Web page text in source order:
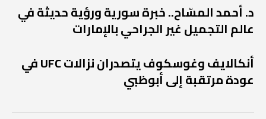
د. أحمد المسّاح.. خبرة سورية ورؤية حديثة في
عالم التجميل غير الجراحي بالإمارات
أنكالايف وغوسكوف يتصدران نزالات UFC في
عودة مرتقبة إلى أبوظبي